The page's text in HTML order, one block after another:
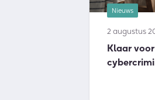
Nieuws
2 augustus
Klaar